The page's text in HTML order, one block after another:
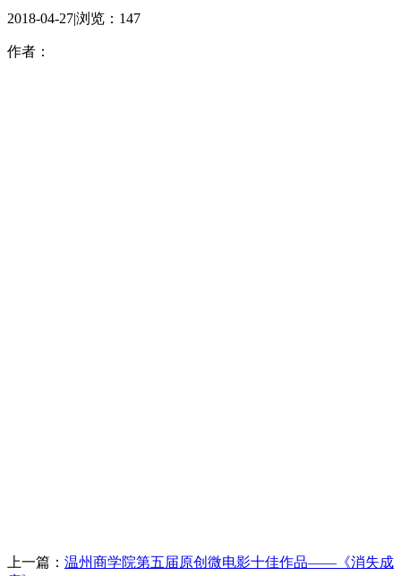
2018-04-27|浏览： 147
作者：
上一篇： 温州商学院第五届原创微电影十佳作品——《消失成